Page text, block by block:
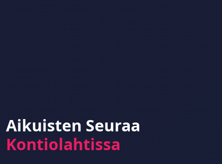
Aikuisten Seuraa
Kontiolahtissa